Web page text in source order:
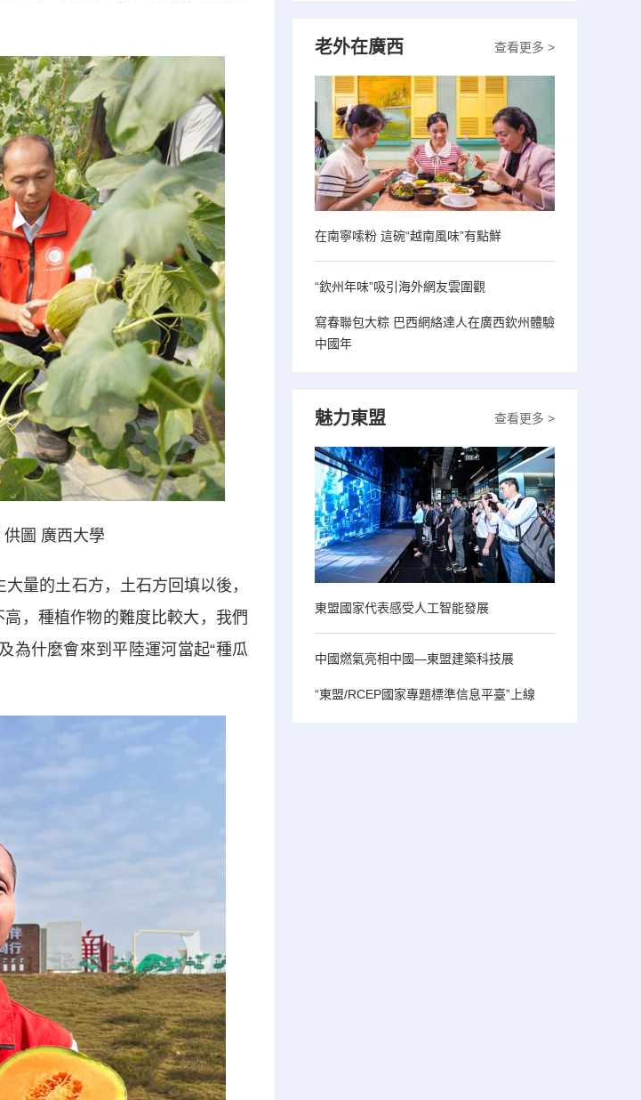
圖 廣西大學
量的土石方，土石方回填以後，
，種植作物的難度比較大，我們
為什麼會來到平陸運河當起“種瓜
查看更多 >
老外在廣西
在南寧嗦粉 這碗“越南風味”有點鮮
“欽州年味”吸引海外網友雲圍觀
寫春聯包大粽 巴西網絡達人在廣西欽州體驗
中國年
查看更多 >
魅力東盟
東盟國家代表感受人工智能發展
中國燃氣亮相中國—東盟建築科技展
“東盟/RCEP國家專題標準信息平臺”上線